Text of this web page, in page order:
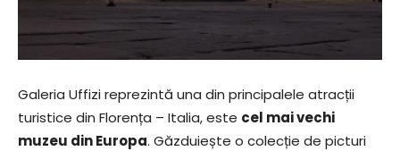
Galeria Uffizi reprezintă una din principalele atracții
turistice din Florența – Italia, este cel mai vechi
muzeu din Europa. Găzduiește o colecție de picturi